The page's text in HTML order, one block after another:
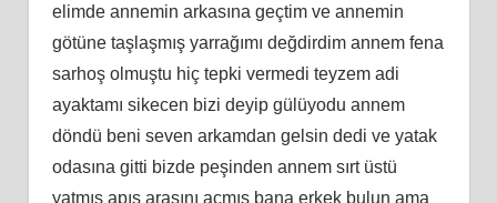
elimde annemin arkasına geçtim ve annemin
götüne taşlaşmış yarrağımı değdirdim annem fena
sarhoş olmuştu hiç tepki vermedi teyzem adi
ayaktamı sikecen bizi deyip gülüyodu annem
döndü beni seven arkamdan gelsin dedi ve yatak
odasına gitti bizde peşinden annem sırt üstü
yatmış apış arasını açmış bana erkek bulun ama